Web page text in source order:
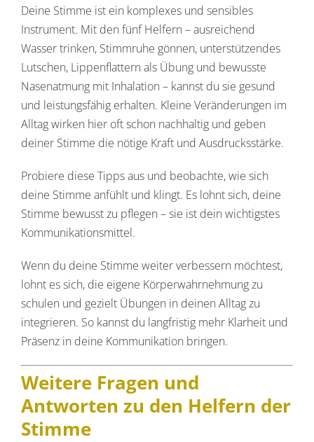
Deine Stimme ist ein komplexes und sensibles
Instrument. Mit den fünf Helfern – ausreichend
Wasser trinken, Stimmruhe gönnen, unterstützendes
Lutschen, Lippenflattern als Übung und bewusste
Nasenatmung mit Inhalation – kannst du sie gesund
und leistungsfähig erhalten. Kleine Veränderungen im
Alltag wirken hier oft schon nachhaltig und geben
deiner Stimme die nötige Kraft und Ausdrucksstärke.
Probiere diese Tipps aus und beobachte, wie sich
deine Stimme anfühlt und klingt. Es lohnt sich, deine
Stimme bewusst zu pflegen – sie ist dein wichtigstes
Kommunikationsmittel.
Wenn du deine Stimme weiter verbessern möchtest,
lohnt es sich, die eigene Körperwahrnehmung zu
schulen und gezielt Übungen in deinen Alltag zu
integrieren. So kannst du langfristig mehr Klarheit und
Präsenz in deine Kommunikation bringen.
Weitere Fragen und
Antworten zu den Helfern der
Stimme